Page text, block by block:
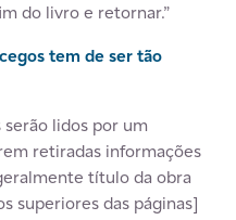
do livro e retornar.”
tem de ser tão
lidos por um
retiradas informações
título da obra
superiores das páginas]